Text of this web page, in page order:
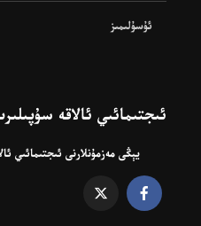
ئۇسۇلىمىز
ئىجتىمائىي ئالاقە
يېڭى مەزمۇنلارنى ئىجتىمائىي